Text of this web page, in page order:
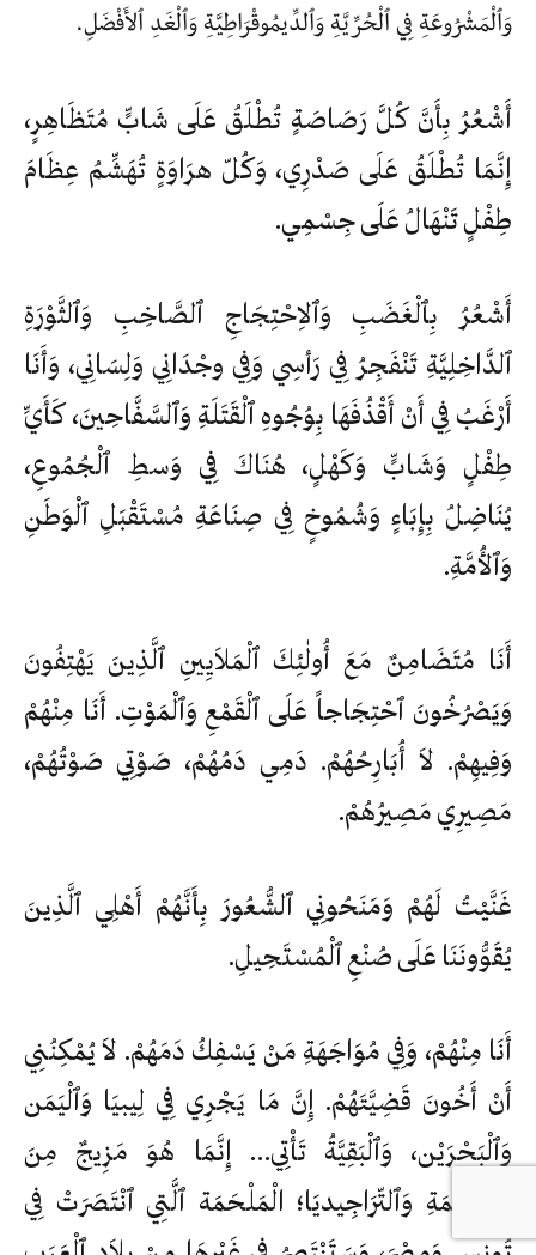
وَٱلْمَشْرُوعَةِ فِي ٱلْحُرِّيَّةِ وَٱلدِّيمُوقْرَاطِيَّةِ وَٱلْغَدِ ٱلأَفْضَلِ.
أَشْعُرُ بِأَنَّ كُلَّ رَصَاصَةٍ تُطْلَقُ عَلَى شَابٍّ مُتَظَاهِرٍ،
إِنَّمَا تُطْلَقُ عَلَى صَدْرِي، وَكُلّ هرَاوَةٍ تُهَشِّمُ عِظَامَ
طِفْلٍ تَنْهَالُ عَلَى جِسْمِي.
أَشْعُرُ بِٱلْغَضَبِ وَٱلاِحْتِجَاجِ ٱلصَّاخِبِ وَٱلثَّوْرَةِ
ٱلدَّاخِلِيَّةِ تَنْفَجِرُ فِي رَأسِي وَفِي وجْدَانِي وَلِسَانِي، وَأَنَا
أَرْغَبُ فِي أَنْ أَقْذُفَهَا بِوُجُوهِ ٱلْقَتَلَةِ وَٱلسَّفَّاحِينَ، كَأَيِّ
طِفْلٍ وَشَابٍّ وَكَهْلٍ، هُنَاكَ فِي وَسطِ ٱلْجُمُوعِ،
يُنَاضِلُ بِإِبَاءٍ وَشُمُوخٍ فِي صِنَاعَةِ مُسْتَقْبَلِ ٱلْوَطَنِ
وَٱلأُمَّةِ.
أَنَا مُتَضَامِنٌ مَعَ أُولٰئِكَ ٱلْمَلاَيِينِ ٱلَّذِينَ يَهْتِفُونَ
وَيَصْرُخُونَ ٱحْتِجَاجاً عَلَى ٱلْقَمْعِ وَٱلْمَوْتِ. أَنَا مِنْهُمْ
وَفِيهِمْ. لاَ أُبَارِحُهُمْ. دَمِي دَمُهُمْ، صَوْتِي صَوْتُهُمْ،
مَصِيرِي مَصِيرُهُمْ.
غَنَّيْتُ لَهُمْ وَمَنَحُونِي ٱلشُّعُورَ بِأَنَّهُمْ أَهْلِي ٱلَّذِينَ
يُقَوُّونَنَا عَلَى صُنْعِ ٱلْمُسْتَحِيلِ.
أَنَا مِنْهُمْ، وَفِي مُوَاجَهَةِ مَنْ يَسْفِكُ دَمَهُمْ. لاَ يُمْكِنُنِي
أَنْ أَخُونَ قَضِيَّتَهُمْ. إِنَّ مَا يَجْرِي فِي لِيبيَا وَٱلْيَمَن
وَٱلْبَحْرَيْن، وَٱلْبَقِيَّةُ تَأْتِي… إِنَّمَا هُوَ مَزِيجٌ مِنَ
ٱلْمَلْحَمَةِ وَٱلتّرَاجِيديَا؛ الْمَلْحَمَة ٱلَّتِي ٱنْتَصَرَتْ فِي